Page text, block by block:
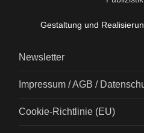
Gestaltung und
Newsletter
Impressum / AGB /
Cookie-Richtlinie (EU)